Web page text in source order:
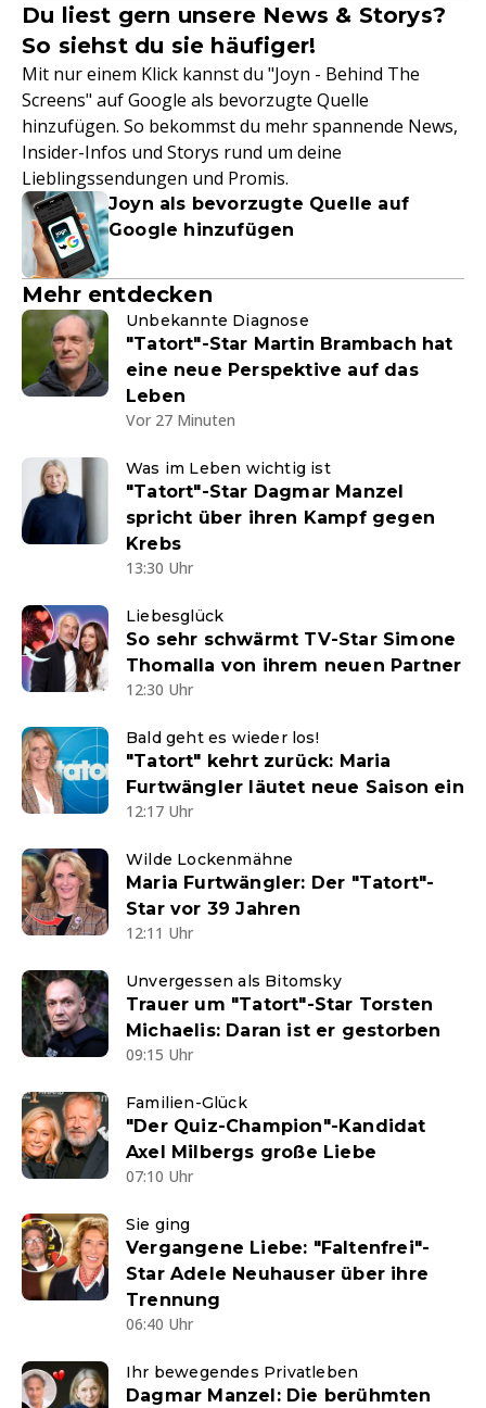
Du liest gern unsere News & Storys?
So siehst du sie häufiger!
Mit nur einem Klick kannst du "Joyn - Behind The
Screens" auf Google als bevorzugte Quelle
hinzufügen. So bekommst du mehr spannende News,
Insider-Infos und Storys rund um deine
Lieblingssendungen und Promis.
Joyn als bevorzugte Quelle auf
Google hinzufügen
Mehr entdecken
Unbekannte Diagnose
"Tatort"-Star Martin Brambach hat
eine neue Perspektive auf das
Leben
Vor 27 Minuten
Was im Leben wichtig ist
"Tatort"-Star Dagmar Manzel
spricht über ihren Kampf gegen
Krebs
13:30 Uhr
Liebesglück
So sehr schwärmt TV-Star Simone
Thomalla von ihrem neuen Partner
12:30 Uhr
Bald geht es wieder los!
"Tatort" kehrt zurück: Maria
Furtwängler läutet neue Saison ein
12:17 Uhr
Wilde Lockenmähne
Maria Furtwängler: Der "Tatort"-
Star vor 39 Jahren
12:11 Uhr
Unvergessen als Bitomsky
Trauer um "Tatort"-Star Torsten
Michaelis: Daran ist er gestorben
09:15 Uhr
Familien-Glück
"Der Quiz-Champion"-Kandidat
Axel Milbergs große Liebe
07:10 Uhr
Sie ging
Vergangene Liebe: "Faltenfrei"-
Star Adele Neuhauser über ihre
Trennung
06:40 Uhr
Ihr bewegendes Privatleben
Dagmar Manzel: Die berühmten